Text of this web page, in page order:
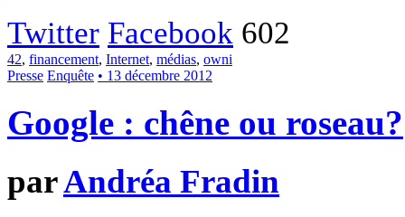
Twitter Facebook 602
42, financement, Internet, médias, owni
Presse Enquête • 13 décembre 2012
Google : chêne ou roseau?
parAndréa Fradin